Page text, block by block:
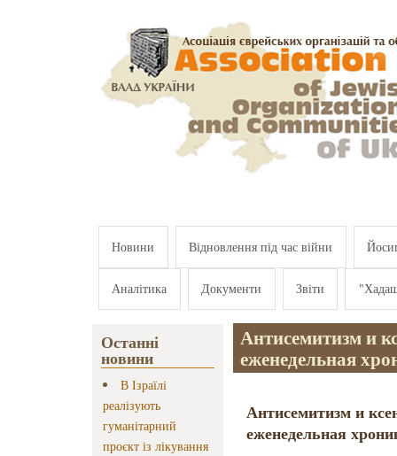
Новини Відновлення під час війни
Аналітика Документи Звіти
Останні
новини
В Ізраїлі
реалізують
гуманітарний
проєкт із лікування
Антисемитизм и
еженедельная
Антисемитизм и
еженедельная